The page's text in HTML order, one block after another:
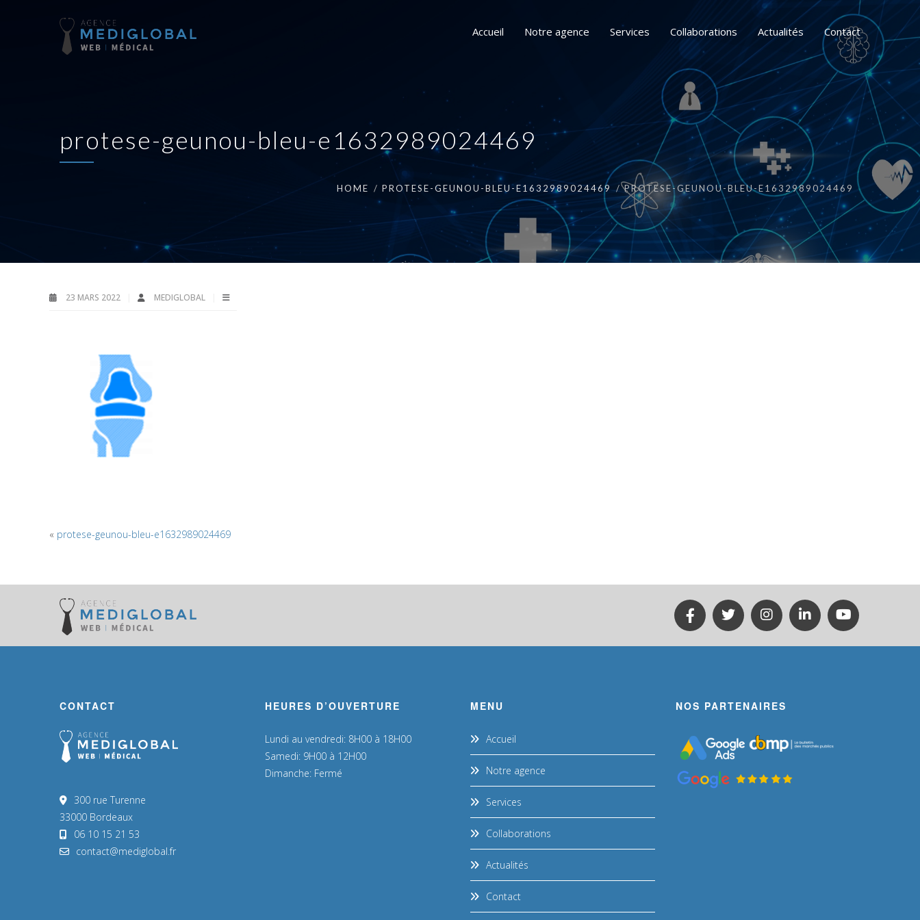
Accueil Notre agence Services Collaborations Actualités Contact
protese-geunou-bleu-e1632989024469
HOME PROTESE-GEUNOU-BLEU-E1632989024469 PROTESE-GEUNOU-BLEU-E1632989024469
23 MARS 2022 MEDIGLOBAL
« protese-geunou-bleu-e1632989024469
CONTACT
300 rue Turenne
33000 Bordeaux
06 10 15 21 53
contact@mediglobal.fr
HEURES D’OUVERTURE
Lundi au vendredi: 8H00 à 18H00
Samedi: 9H00 à 12H00
Dimanche: Fermé
MENU
Accueil
Notre agence
Services
Collaborations
Actualités
Contact
NOS PARTENAIRES